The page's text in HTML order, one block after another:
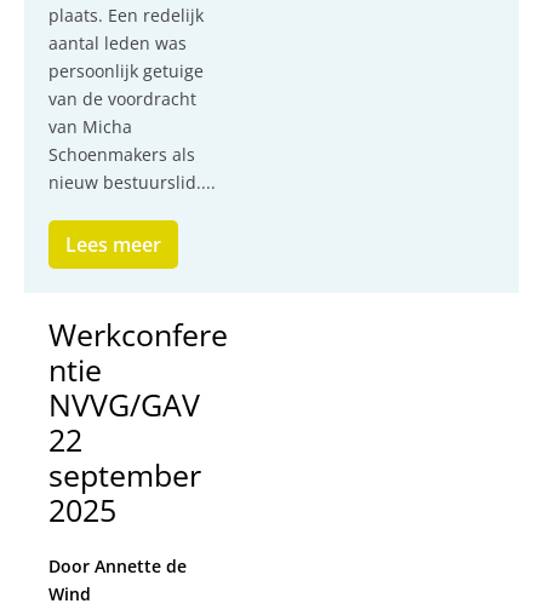
plaats. Een redelijk
aantal leden was
persoonlijk getuige
van de voordracht
van Micha
Schoenmakers als
nieuw bestuurslid....
Lees meer
Werkconfere
ntie
NVVG/GAV
22
september
2025
Door Annette de
Wind